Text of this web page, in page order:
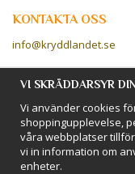
KONTAKTA OSS
info@kryddlandet.se
Följ oss på
Följ oss på
BETALSÄTT
VI SKRÄDDARSYR
Vi använder cookies
shoppingupplevelse,
våra webbplatser
vi in information om
enheter.